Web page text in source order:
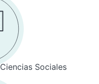
Sociales